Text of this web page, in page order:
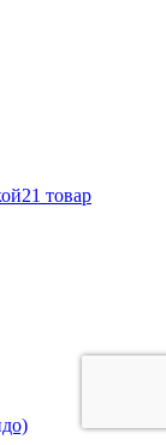
21 товар